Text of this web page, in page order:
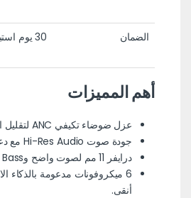
الضمان 30 يوم استبدال واسترجاع
أهم المميزات
عزل ضوضاء تكيفي ANC لتقليل الضوضاء المحيطة.
جودة صوت Hi-Res Audio مع دعم LDAC.
درايفر 11 مم لصوت واضح وBass قوي.
6 ميكروفونات مدعومة بالذكاء
أنقى.